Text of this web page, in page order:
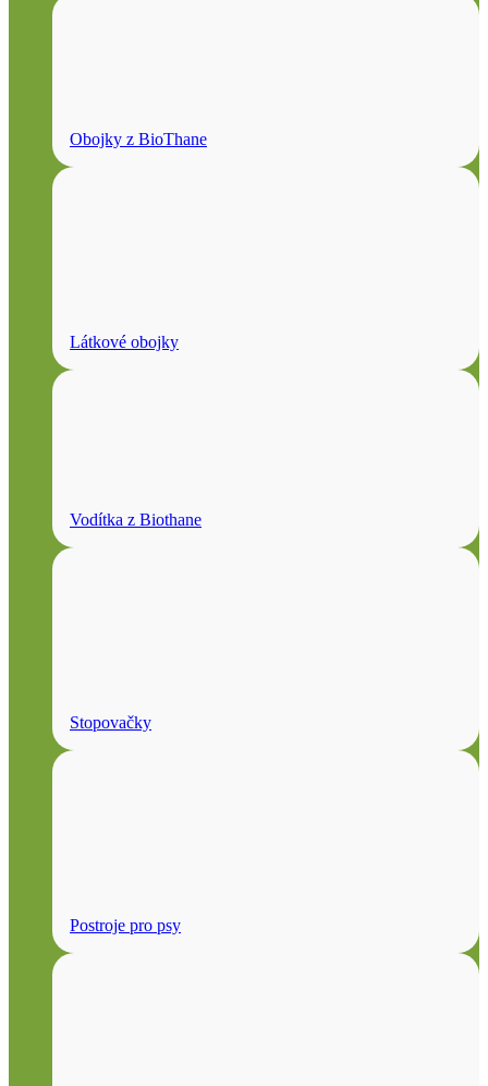
Obojky z BioThane
Látkové obojky
Vodítka z Biothane
Stopovačky
Postroje pro psy